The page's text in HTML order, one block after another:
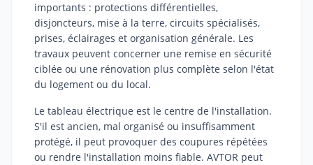
importants : protections différentielles,
disjoncteurs, mise à la terre, circuits spécialisés,
prises, éclairages et organisation générale. Les
travaux peuvent concerner une remise en sécurité
ciblée ou une rénovation plus complète selon l'état
du logement ou du local.
Le tableau électrique est le centre de l'installation.
S'il est ancien, mal organisé ou insuffisamment
protégé, il peut provoquer des coupures répétées
ou rendre l'installation moins fiable. AVTOR peut